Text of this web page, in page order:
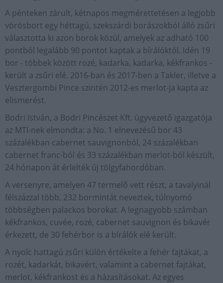
A pénteken zárult, kétnapos megmérettetésen a legjobb
vörösbort egy héttagú, szekszárdi borászokból álló zsűri
választotta ki azon borok közül, amelyek az adható 100
pontból legalább 90 pontot kaptak a bírálóktól. Idén 19
bor - többek között rozé, kadarka, kadarka, kékfrankos -
került a zsűri elé. 2016-ban és 2017-ben a Takler, illetve a
Vesztergombi Pince szintén 2012-es merlot-ja kapta az
elismerést.
Bodri István, a Bodri Pincészet Kft. ügyvezető igazgatója
az MTI-nek elmondta: a No. 1 elnevezésű bor 43
százalékban cabernet sauvignonból, 24 százalékban
cabernet franc-ból és 33 százalékban merlot-ból készült,
24 hónapon át érlelték új tölgyfahordóban.
A versenyre, amelyen 47 termelő vett részt, a tavalyinál
félszázzal több, 232 bormintát neveztek, túlnyomó
többségben palackos borokat. A legnagyobb számban
kékfrankos, cuvée, rozé, cabernet sauvignon és bikavér
érkezett, de 30 fehérbor is a bírálók elé került.
A nyolc hattagú zsűri külön értékelte a fehér fajtákat, a
rozét, kadarkát, bikavért, valamint a cabernet fajtákat,
merlot, kékfrankost és a házasításokat. Az egyes